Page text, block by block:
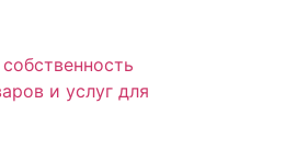
и услуг для